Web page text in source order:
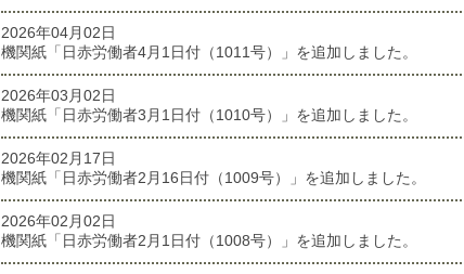
2026年04月02日
機関紙「日赤労働者4月1日付（1011号）」を追加しました。
2026年03月02日
機関紙「日赤労働者3月1日付（1010号）」を追加しました。
2026年02月17日
機関紙「日赤労働者2月16日付（1009号）」を追加しました。
2026年02月02日
機関紙「日赤労働者2月1日付（1008号）」を追加しました。